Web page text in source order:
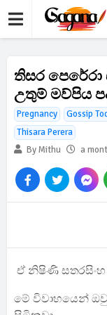
තිසර
උතුම් මව්පිය
Pregnancy Gossip
Thisara Perera
By Mithu
a
ඒ නිෂිණි සතරසිංහ
මේ විවාහයෙන්